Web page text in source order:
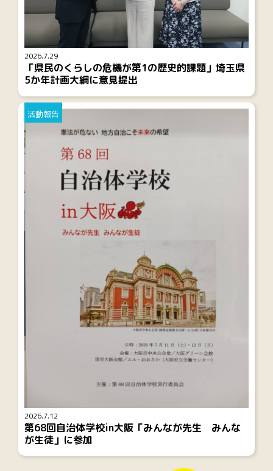
2026.7.29
「県民のくらしの危機が第1の歴史的課題」埼玉県
5か年計画大綱に意見提出
2026.7.12
活動報告
第68回自治体学校in大阪「みんなが先生 みんな
が生徒」に参加